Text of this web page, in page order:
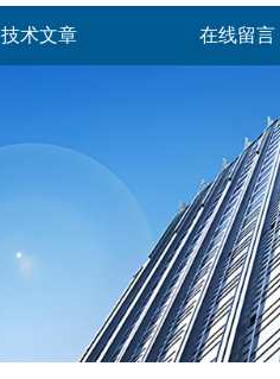
技术文章 在线留言